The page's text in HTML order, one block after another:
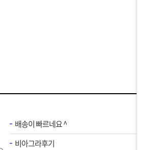
배송이 빠르네요 ^
비아그라후기